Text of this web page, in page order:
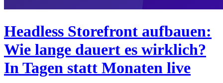
Headless Storefront aufbauen:
Wie lange dauert es wirklich?
In Tagen statt Monaten live